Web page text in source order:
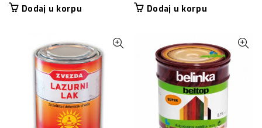
Dodaj u korpu Dodaj u korpu